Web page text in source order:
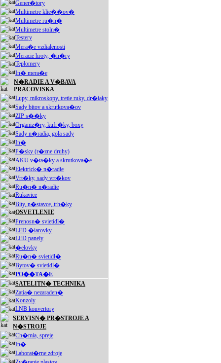
Gener�tory
Multimetre klie��ov�
Multimetre ru�n�
Multimetre stoln�
Testery
Mera�e vzdialenosti
Meracie hroty, �n�ry
Teplomery
In� mera�e
N�RADIE A V�BAVA
PRACOVISKA
Lupy, mikroskopy, tretie ruky, dr�iaky
Sady bitov a skrutkova�ov
ZIP s��ky
Organiz�ry, kufr�ky, boxy
Sady n�radia, gola sady
In�
P�sky (r�zne druhy)
AKU v�ta�ky a skrutkova�e
Elektrick� n�radie
Vrt�ky, sady vrt�kov
Ru�n� n�radie
Rukavice
Bity, n�stavce, trh�ky
OSVETLENIE
Prenosn� svietidl�
LED �iarovky
LED panely
�elovky
Ru�n� svietidl�
Bytov� svietidl�
PO��TA�E
SATELITN� TECHNIKA
Zatia� nezaraden�
Konzoly
LNB konvertory
SERVISN� PR�STROJE A
N�STROJE
Ch�mia, spreje
In�
Laborat�rne zdroje